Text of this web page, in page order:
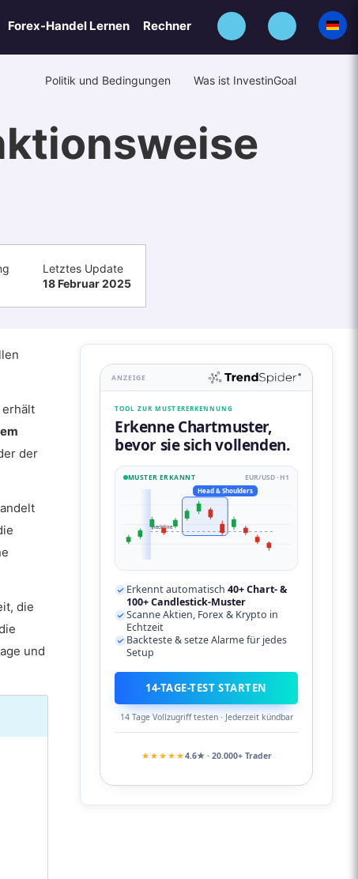
Forex-Handel Lernen Rechner
Politik und Bedingungen Was ist InvestinGoal
Letztes Update
18 Februar 2025
der
die
und
ANZEIGE
TOOL ZUR MUSTERERKENNUNG
Erkenne Chartmuster,
bevor sie sich vollenden.
MUSTER ERKANNT EUR/USD · H1
neckline
Head & Shoulders
Erkennt automatisch 40+ Chart- &
100+ Candlestick-Muster
Scanne Aktien, Forex & Krypto in
Echtzeit
Backteste & setze Alarme für jedes
Setup
14-TAGE-TEST STARTEN
14 Tage Vollzugriff testen · Jederzeit kündbar
★★★★★4.6★ · 20.000+ Trader